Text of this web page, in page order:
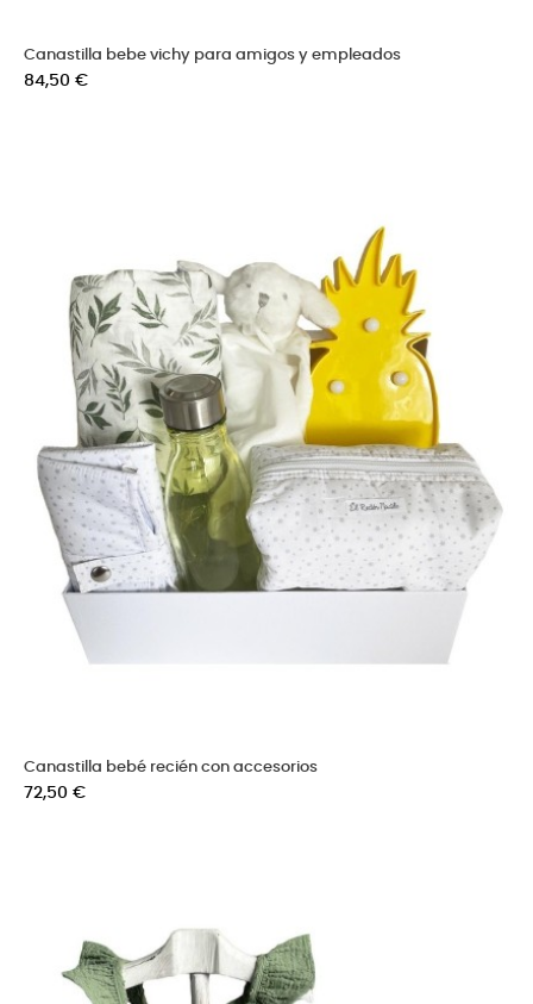
Canastilla bebe vichy para amigos y empleados
Precio
84,50 €
Canastilla bebé recién con accesorios
Precio
72,50 €